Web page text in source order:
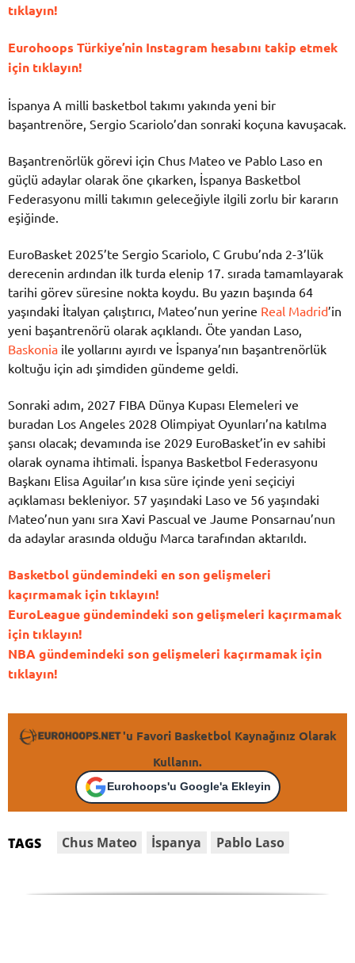
tıklayın!
Eurohoops Türkiye’nin Instagram hesabını takip etmek
için tıklayın!
İspanya A milli basketbol takımı yakında yeni bir
başantrenöre, Sergio Scariolo’dan sonraki koçuna kavuşacak.
Başantrenörlük görevi için Chus Mateo ve Pablo Laso en
güçlü adaylar olarak öne çıkarken, İspanya Basketbol
Federasyonu milli takımın geleceğiyle ilgili zorlu bir kararın
eşiğinde.
EuroBasket 2025’te Sergio Scariolo, C Grubu’nda 2-3’lük
derecenin ardından ilk turda elenip 17. sırada tamamlayarak
tarihi görev süresine nokta koydu. Bu yazın başında 64
yaşındaki İtalyan çalıştırıcı, Mateo’nun yerine Real Madrid’in
yeni başantrenörü olarak açıklandı. Öte yandan Laso,
Baskonia ile yollarını ayırdı ve İspanya’nın başantrenörlük
koltuğu için adı şimdiden gündeme geldi.
Sonraki adım, 2027 FIBA Dünya Kupası Elemeleri ve
buradan Los Angeles 2028 Olimpiyat Oyunları’na katılma
şansı olacak; devamında ise 2029 EuroBasket’in ev sahibi
olarak oynama ihtimali. İspanya Basketbol Federasyonu
Başkanı Elisa Aguilar’ın kısa süre içinde yeni seçiciyi
açıklaması bekleniyor. 57 yaşındaki Laso ve 56 yaşındaki
Mateo’nun yanı sıra Xavi Pascual ve Jaume Ponsarnau’nun
da adaylar arasında olduğu Marca tarafından aktarıldı.
Basketbol gündemindeki en son gelişmeleri
kaçırmamak için tıklayın!
EuroLeague gündemindeki son gelişmeleri kaçırmamak
için tıklayın!
NBA gündemindeki son gelişmeleri kaçırmamak için
tıklayın!
'u Favori Basketbol Kaynağınız Olarak
Kullanın.
Eurohoops'u Google'a Ekleyin
TAGS Chus Mateo İspanya Pablo Laso